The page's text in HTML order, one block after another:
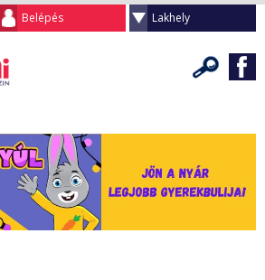
Belépés Lakhely